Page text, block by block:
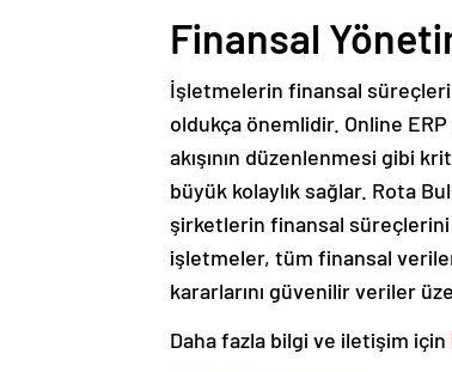
Finansal
İşletmelerin finansal
oldukça önemlidir. Online
akışının düzenlenmesi gibi
büyük kolaylık sağlar. Rota
şirketlerin finansal
işletmeler, tüm finansal
kararlarını güvenilir veriler
Daha fazla bilgi ve iletişim için